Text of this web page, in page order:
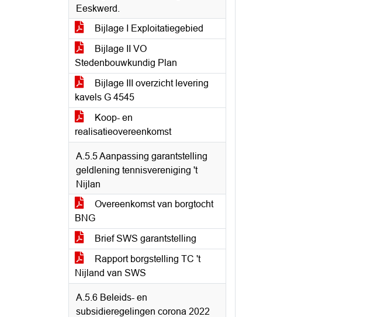
Eeskwerd.
Bijlage I Exploitatiegebied
Bijlage II VO
Stedenbouwkundig Plan
Bijlage III overzicht levering
kavels G 4545
Koop- en
realisatieovereenkomst
A.5.5 Aanpassing garantstelling
geldlening tennisvereniging 't
Nijlan
Overeenkomst van borgtocht
BNG
Brief SWS garantstelling
Rapport borgstelling TC 't
Nijland van SWS
A.5.6 Beleids- en
subsidieregelingen corona 2022